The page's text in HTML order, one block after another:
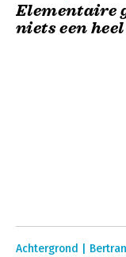
Elementaire
niets een
Achtergrond |